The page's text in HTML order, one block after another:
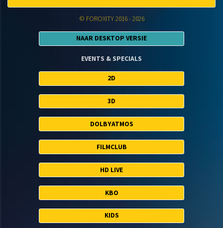
© FOROXITY 2016 - 2026
NAAR DESKTOP VERSIE
EVENTS & SPECIALS
2D
3D
DOLBYATMOS
FILMCLUB
HD LIVE
KBO
KIDS